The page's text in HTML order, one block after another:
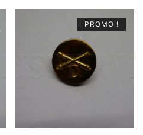
PROMO !